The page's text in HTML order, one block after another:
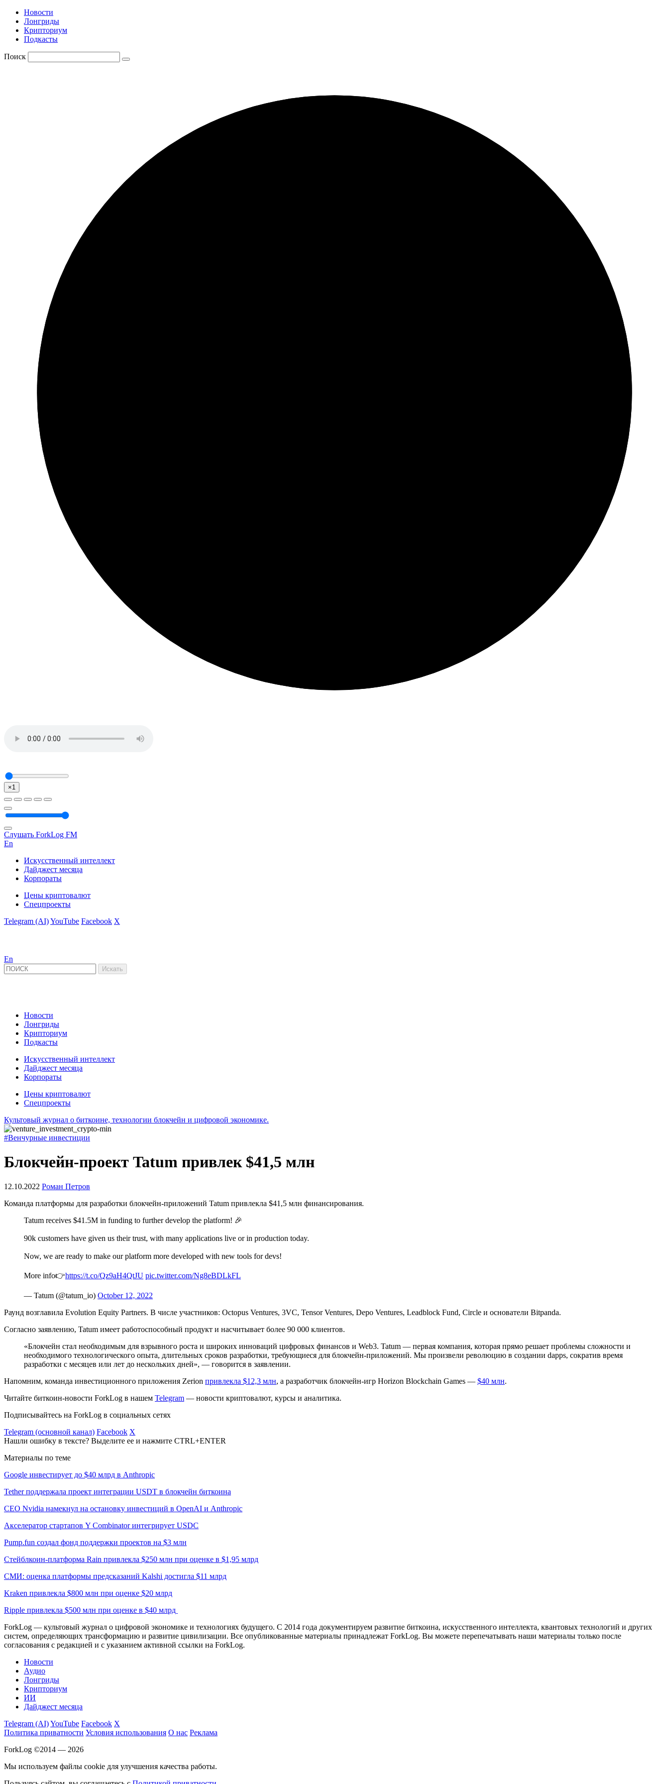
Новости
Лонгриды
Крипториум
Подкасты
Поиск
×1
Слушать ForkLog FM
En
Искусственный интеллект
Дайджест месяца
Корпораты
Цены криптовалют
Спецпроекты
Telegram (AI)YouTube Facebook X
En
Новости
Лонгриды
Крипториум
Подкасты
Искусственный интеллект
Дайджест месяца
Корпораты
Цены криптовалют
Спецпроекты
Культовый журнал о биткоине, технологии блокчейн и цифровой экономике.
#Венчурные инвестиции
Блокчейн-проект Tatum привлек $41,5 млн
12.10.2022 Роман Петров
Команда платформы для разработки блокчейн-приложений Tatum привлекла $41,5 млн финансирования.
Tatum receives $41.5M in funding to further develop the platform! 🎉
90k customers have given us their trust, with many applications live or in production today.
Now, we are ready to make our platform more developed with new tools for devs!
More info👉https://t.co/Qz9aH4QtJU pic.twitter.com/Ng8eBDLkFL
— Tatum (@tatum_io) October 12, 2022
Раунд возглавила Evolution Equity Partners. В числе участников: Octopus Ventures, 3VC, Tensor Ventures, Depo Ventures, Leadblock Fund, Circle и основатели Bitpanda.
Согласно заявлению, Tatum имеет работоспособный продукт и насчитывает более 90 000 клиентов.
«Блокчейн стал необходимым для взрывного роста и широких инноваций цифровых финансов и Web3. Tatum — первая компания, которая прямо решает проблемы сложности и
необходимого технологического опыта, длительных сроков разработки, требующиеся для блокчейн-приложений. Мы произвели революцию в создании dapps, сократив время
разработки с месяцев или лет до нескольких дней», — говорится в заявлении.
Напомним, команда инвестиционного приложения Zerion привлекла $12,3 млн, а разработчик блокчейн-игр Horizon Blockchain Games — $40 млн.
Читайте биткоин-новости ForkLog в нашем Telegram — новости криптовалют, курсы и аналитика.
Подписывайтесь на ForkLog в социальных сетях
Telegram (основной канал) Facebook X
Нашли ошибку в тексте? Выделите ее и нажмите CTRL+ENTER
Материалы по теме
Google инвестирует до $40 млрд в Anthropic
Tether поддержала проект интеграции USDT в блокчейн биткоина
CEO Nvidia намекнул на остановку инвестиций в OpenAI и Anthropic
Акселератор стартапов Y Combinator интегрирует USDC
Pump.fun создал фонд поддержки проектов на $3 млн
Стейблкоин-платформа Rain привлекла $250 млн при оценке в $1,95 млрд
СМИ: оценка платформы предсказаний Kalshi достигла $11 млрд
Kraken привлекла $800 млн при оценке $20 млрд
Ripple привлекла $500 млн при оценке в $40 млрд
ForkLog — культовый журнал о цифровой экономике и технологиях будущего. С 2014 года документируем развитие биткоина, искусственного интеллекта, квантовых технологий и других
систем, определяющих трансформацию и развитие цивилизации. Все опубликованные материалы принадлежат ForkLog. Вы можете перепечатывать наши материалы только после
согласования с редакцией и с указанием активной ссылки на ForkLog.
Новости
Аудио
Лонгриды
Крипториум
ИИ
Дайджест месяца
Telegram (AI)YouTube Facebook X
Политика приватности Условия использования О нас Реклама
ForkLog ©2014 — 2026
Мы используем файлы cookie для улучшения качества работы.